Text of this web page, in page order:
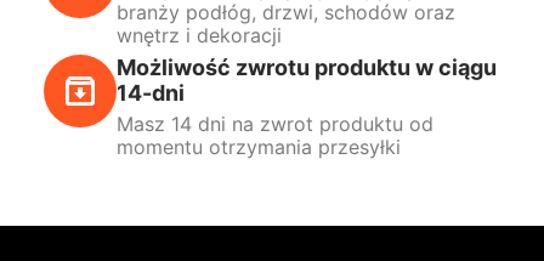
branży podłóg, drzwi, schodów oraz
wnętrz i dekoracji
Możliwość zwrotu produktu w ciągu
14-dni
Masz 14 dni na zwrot produktu od
momentu otrzymania przesyłki